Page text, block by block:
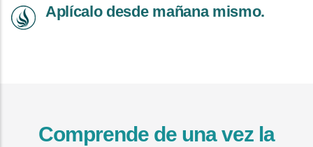
Aplícalo desde mañana mismo.
Comprende de una vez la